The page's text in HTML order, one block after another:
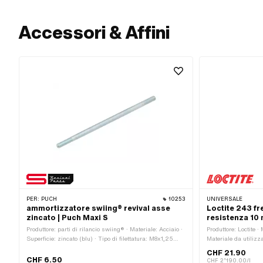
Accessori & Affini
PER: PUCH 10253
ammortizzatore swiing® revival asse
zincato | Puch Maxi S
Produttore: parti di rilancio swiing® · Materiale: Acciaio ·
Superficie: zincato (blu) · Tipo di filettatura: M8x1,25
mm · Lunghezza totale: 200 mm
CHF 6.50
UNIVERSALE
Loctite 243
resistenza 10
Produttore: Loctite
Materiale da
di pericolo: Nocivo
CHF 21.90
CHF 2’190.00/l